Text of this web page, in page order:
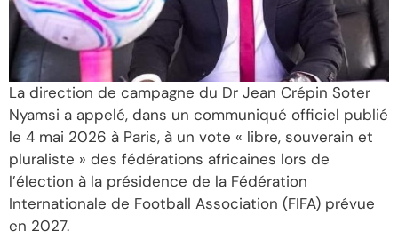
La direction de campagne du Dr Jean Crépin Soter
Nyamsi a appelé, dans un communiqué officiel publié
le 4 mai 2026 à Paris, à un vote « libre, souverain et
pluraliste » des fédérations africaines lors de
l’élection à la présidence de la Fédération
Internationale de Football Association (FIFA) prévue
en 2027.